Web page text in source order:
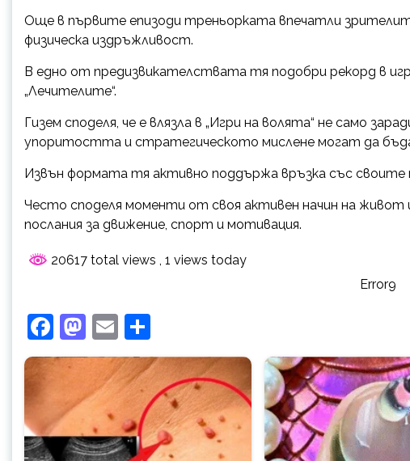
Още в първите епизоди треньорката впечатли
физическа издръжливост.
В едно от предизвикателствата тя подобри рекорд в
„Лечителите“.
Гизем споделя, че е влязла в „Игри на волята“ не само
упоритостта и стратегическото мислене могат да
Извън формата тя активно поддържа връзка със своите
Често споделя моменти от своя активен начин на живот
послания за движение, спорт и мотивация.
20617 total views
, 1 views today
Error9
Facebook
Mastodon
Email